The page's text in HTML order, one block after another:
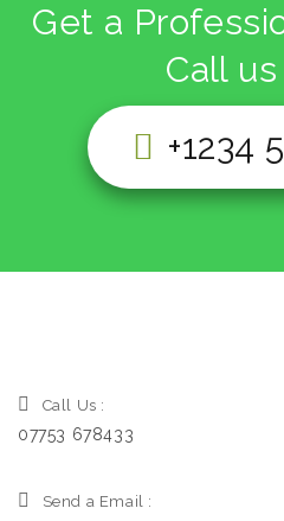
Get a
Call
+1234
Call Us :
07753 678433
Send a Email :